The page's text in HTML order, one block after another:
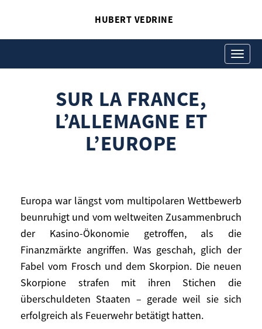
HUBERT VEDRINE
Toggle
SUR LA FRANCE,
L’ALLEMAGNE ET
L’EUROPE
Europa war längst vom multipolaren Wettbewerb
beunruhigt und vom weltweiten Zusammenbruch
der Kasino-Ökonomie getroffen, als die
Finanzmärkte angriffen. Was geschah, glich der
Fabel vom Frosch und dem Skorpion. Die neuen
Skorpione strafen mit ihren Stichen die
überschuldeten Staaten – gerade weil sie sich
erfolgreich als Feuerwehr betätigt hatten.
SUR LA FRANCE,
Hubert Vedrine
Sur la France, l’Allemagne et l’Europe
Wettbewerb beunruhigt und vom
weltweiten Zusammenbruch der Kasino-
Ökonomie getroffen, als die Finanzmärkte
angriffen. Was geschah, glich der Fabel
vom Frosch und dem Skorpion. Die neuen
Skorpione strafen mit ihren Stichen die